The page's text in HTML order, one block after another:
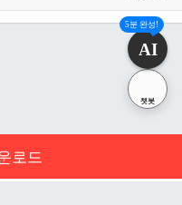
로드
5분 완성!
AI
챗봇